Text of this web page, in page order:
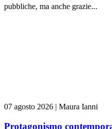
pubbliche, ma anche grazie...
07 agosto 2026 | Maura Ianni
Protagonismo